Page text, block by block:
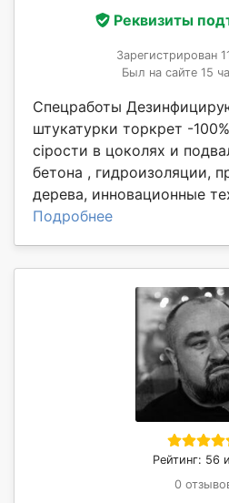
Реквизиты
Зарегистрирован
Был на сайте 15
Спецработы
штукатурки торкрет -
сірости в цоколях и
бетона , гидроизоляции,
дерева, инновационные
Подробнее
Рейтинг: 56
0